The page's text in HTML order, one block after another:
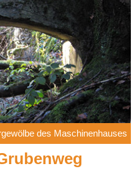
des Maschinenhauses